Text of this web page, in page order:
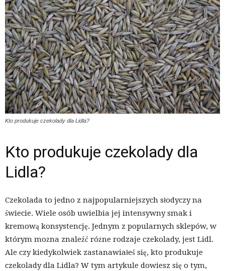
Kto produkuje czekolady dla Lidla?
Kto produkuje czekolady dla
Lidla?
Czekolada to jedno z najpopularniejszych słodyczy na
świecie. Wiele osób uwielbia jej intensywny smak i
kremową konsystencję. Jednym z popularnych sklepów, w
którym można znaleźć różne rodzaje czekolady, jest Lidl.
Ale czy kiedykolwiek zastanawiałeś się, kto produkuje
czekolady dla Lidla? W tym artykule dowiesz się o tym,